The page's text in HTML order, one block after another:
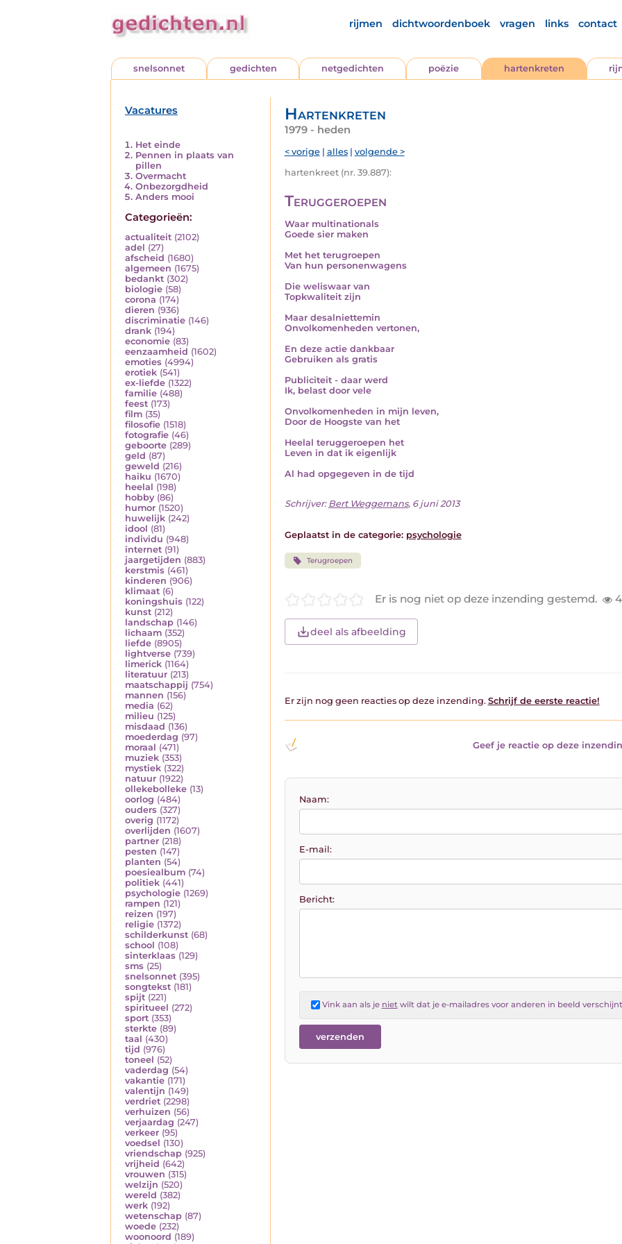
rijmen dichtwoordenboek vragen links contact
snelsonnet gedichten netgedichten poëzie hartenkreten
Vacatures
Het einde
Pennen in plaats van
pillen
Overmacht
Onbezorgdheid
Anders mooi
Categorieën:
actualiteit (2102)
adel (27)
afscheid (1680)
algemeen (1675)
bedankt (302)
biologie (58)
corona (174)
dieren (936)
discriminatie (146)
drank (194)
economie (83)
eenzaamheid (1602)
emoties (4994)
erotiek (541)
ex-liefde (1322)
familie (488)
feest (173)
film (35)
filosofie (1518)
fotografie (46)
geboorte (289)
geld (87)
geweld (216)
haiku (1670)
heelal (198)
hobby (86)
humor (1520)
huwelijk (242)
idool (81)
individu (948)
internet (91)
jaargetijden (883)
kerstmis (461)
kinderen (906)
klimaat (6)
koningshuis (122)
kunst (212)
landschap (146)
lichaam (352)
liefde (8905)
lightverse (739)
limerick (1164)
literatuur (213)
maatschappij (754)
mannen (156)
media (62)
milieu (125)
misdaad (136)
moederdag (97)
moraal (471)
muziek (353)
mystiek (322)
natuur (1922)
ollekebolleke (13)
oorlog (484)
ouders (327)
overig (1172)
overlijden (1607)
partner (218)
pesten (147)
planten (54)
poesiealbum (74)
politiek (441)
psychologie (1269)
rampen (121)
reizen (197)
religie (1372)
schilderkunst (68)
school (108)
sinterklaas (129)
sms (25)
snelsonnet (395)
songtekst (181)
spijt (221)
spiritueel (272)
sport (353)
sterkte (89)
taal (430)
tijd (976)
toneel (52)
vaderdag (54)
vakantie (171)
valentijn (149)
verdriet (2298)
verhuizen (56)
verjaardag (247)
verkeer (95)
voedsel (130)
vriendschap (925)
vrijheid (642)
vrouwen (315)
welzijn (520)
wereld (382)
werk (192)
wetenschap (87)
woede (232)
woonoord (189)
Hartenkreten
1979 - heden
< vorige| alles| volgende >
hartenkreet (nr. 39.887):
Teruggeroepen
Waar multinationals
Goede sier maken
Met het terugroepen
Van hun personenwagens
Die weliswaar van
Topkwaliteit zijn
Maar desalniettemin
Onvolkomenheden vertonen,
En deze actie dankbaar
Gebruiken als gratis
Publiciteit - daar werd
Ik, belast door vele
Onvolkomenheden in mijn leven,
Door de Hoogste van het
Heelal teruggeroepen het
Leven in dat ik eigenlijk
Al had opgegeven in de tijd
Schrijver: Bert Weggemans, 6 juni 2013
Geplaatst in de categorie: psychologie
Terugroepen
Er is nog niet op deze inzending gestemd.
deel als afbeelding
Er zijn nog geen reacties op deze inzending. Schrijf de eerste reactie!
Geef je reactie op deze
Naam:
E-mail:
Bericht:
Vink aan als je nietwilt dat je e-mailadres voor anderen in beeld verschijnt